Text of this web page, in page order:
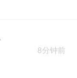
8分钟前